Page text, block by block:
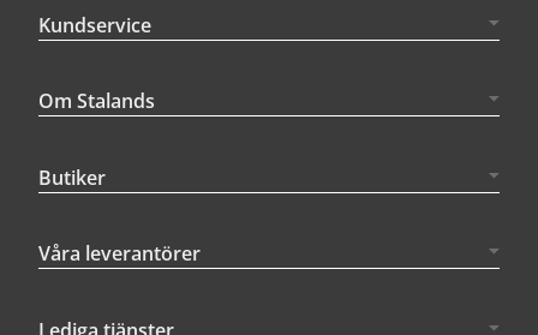
Kundservice
Om Stalands
Butiker
Våra leverantörer
Lediga tjänster